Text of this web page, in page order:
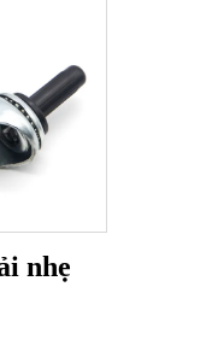
nhẹ